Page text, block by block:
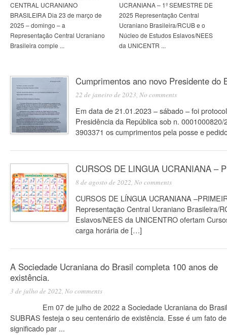
CENTRAL UCRANIANO
BRASILEIRA Dia 23 de março de
2025 – domingo – a
Representação Central Ucraniano
Brasileira comple ...
UCRANIANA – 1º SEMESTRE DE
2025 Representação Central
Ucraniano Brasileira/RCUB e o
Núcleo de Estudos Eslavos/NEES
da UNICENTR ...
Cumprimentos ano novo Presidente do
22 de janeiro de 2023, No comments
Em data de 21.01.2023 – sábado – foi
Presidência da República sob n.
3903371 os cumprimentos pela posse e
CURSOS DE LINGUA UCRANIANA –
8 de agosto de 2022, No comments
CURSOS DE LÍNGUA UCRANIANA
Representação Central Ucraniano Brasileira/
Eslavos/NEES da UNICENTRO ofertam
carga horária de […]
A Sociedade Ucraniana do Brasil completa 100 anos de
existência.
3 de julho de 2022, No comments
Em 07 de julho de 2022 a Sociedade Ucraniana do
SUBRAS festeja o seu centenário de existência. Esse é um fato
significado par ...